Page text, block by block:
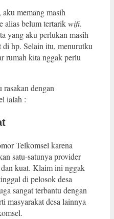
memang masih
alias belum tertarikwifi.
yang aku perlukan masih
di hp. Selain itu, menurutku
rumah kita nggak perlu
dengan
ialah :
Telkomsel karena
satu-satunya provider
kuat. Klaim ini nggak
di pelosok desa
sangat terbantu dengan
masyarakat desa lainnya